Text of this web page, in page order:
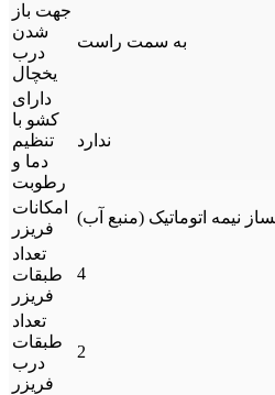
جهت باز
شدن
درب
یخچال
به سمت راست
دارای
کشو با
تنظیم
دما و
رطوبت
ندارد
امکانات
فریزر
نیمه اتوماتیک (منبع آب)
تعداد
طبقات
فریزر
4
تعداد
طبقات
درب
فریزر
2